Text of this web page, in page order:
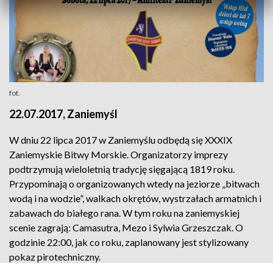
fot.
22.07.2017, Zaniemyśl
W dniu 22 lipca 2017 w Zaniemyślu odbędą się XXXIX
Zaniemyskie Bitwy Morskie. Organizatorzy imprezy
podtrzymują wieloletnią tradycję sięgającą 1819 roku.
Przypominają o organizowanych wtedy na jeziorze „bitwach
wodą i na wodzie”, walkach okrętów, wystrzałach armatnich i
zabawach do białego rana. W tym roku na zaniemyskiej
scenie zagrają: Camasutra, Mezo i Sylwia Grzeszczak. O
godzinie 22:00, jak co roku, zaplanowany jest stylizowany
pokaz pirotechniczny.